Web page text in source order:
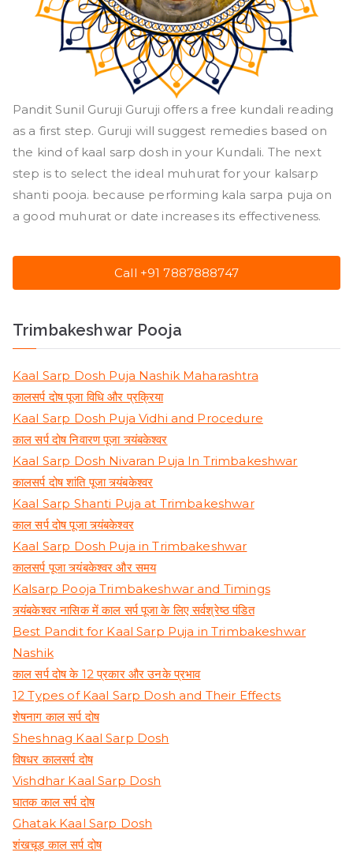
Pandit Sunil Guruji Guruji offers a free kundali reading
as a first step. Guruji will suggest remedies based on
the kind of kaal sarp dosh in your Kundali. The next
step is to select the ideal muhurat for your kalsarp
shanti pooja. because performing kala sarpa puja on
a good muhurat or date increases its effectiveness.
Call +91 7887888747
Trimbakeshwar Pooja
Kaal Sarp Dosh Puja Nashik Maharashtra
कालसर्प दोष पूजा विधि और प्रक्रिया
Kaal Sarp Dosh Puja Vidhi and Procedure
काल सर्प दोष निवारण पूजा त्र्यंबकेश्वर
Kaal Sarp Dosh Nivaran Puja In Trimbakeshwar
कालसर्प दोष शांति पूजा त्र्यंबकेश्वर
Kaal Sarp Shanti Puja at Trimbakeshwar
काल सर्प दोष पूजा त्र्यंबकेश्वर
Kaal Sarp Dosh Puja in Trimbakeshwar
कालसर्प पूजा त्र्यंबकेश्वर और समय
Kalsarp Pooja Trimbakeshwar and Timings
त्र्यंबकेश्वर नासिक में काल सर्प पूजा के लिए सर्वश्रेष्ठ पंडित
Best Pandit for Kaal Sarp Puja in Trimbakeshwar
Nashik
काल सर्प दोष के 12 प्रकार और उनके प्रभाव
12 Types of Kaal Sarp Dosh and Their Effects
शेषनाग काल सर्प दोष
Sheshnag Kaal Sarp Dosh
विषधर कालसर्प दोष
Vishdhar Kaal Sarp Dosh
घातक काल सर्प दोष
Ghatak Kaal Sarp Dosh
शंखचूड़ काल सर्प दोष